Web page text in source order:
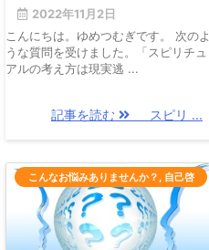
2022年11月2日
こんにちは。ゆめつむぎです。 次のよ
うな質問を受けました。「スピリチュ
アルの考え方は現実逃 ...
記事を読む スピリ ...
こんなお悩みありませんか？ , 自己啓
発